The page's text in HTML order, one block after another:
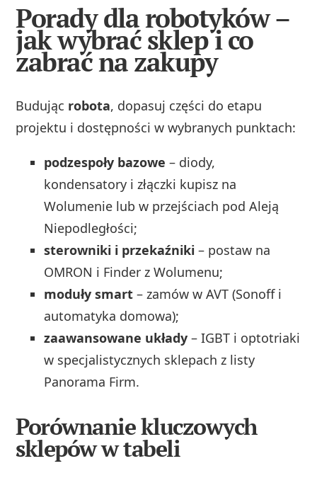
Porady dla robotyków –
jak wybrać sklep i co
zabrać na zakupy
Budując robota, dopasuj części do etapu
projektu i dostępności w wybranych punktach:
podzespoły bazowe – diody,
kondensatory i złączki kupisz na
Wolumenie lub w przejściach pod Aleją
Niepodległości;
sterowniki i przekaźniki – postaw na
OMRON i Finder z Wolumenu;
moduły smart – zamów w AVT (Sonoff i
automatyka domowa);
zaawansowane układy – IGBT i optotriaki
w specjalistycznych sklepach z listy
Panorama Firm.
Porównanie kluczowych
sklepów w tabeli